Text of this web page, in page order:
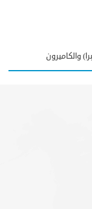
والكاميرون